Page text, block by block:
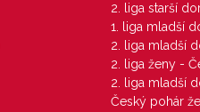
2. liga starší
1. liga mladší
2. liga mladší
2. liga ženy -
2. liga mladší
Český pohár